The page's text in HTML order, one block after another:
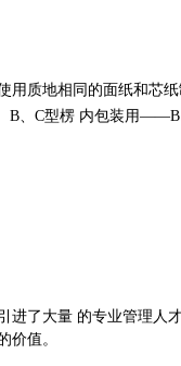
用质地相同的面纸和芯
B、 C型楞 内包装用——B
进了大量 的专业管理人
价值。